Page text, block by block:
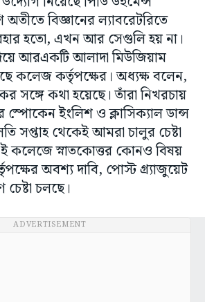
বিজ্ঞানের ল্যাবরেটরিতে
হতো, এখন আর সেগুলি হয় না।
আরএকটি আলাদা মিউজিয়াম
কলেজ কর্তৃপক্ষের। অধ্যক্ষ বলেন,
সঙ্গে কথা হয়েছে। তাঁরা নিখরচায়
স্পোকেন ইংলিশ ও ক্লাসিক্যাল ডান্স
সপ্তাহ থেকেই আমরা চালুর চেষ্টা
কলেজে স্নাতকোত্তর কোনও বিষয়
অবশ্য দাবি, পোস্ট গ্র্যাজুয়েট
চলছে।
ADVERTISEMENT